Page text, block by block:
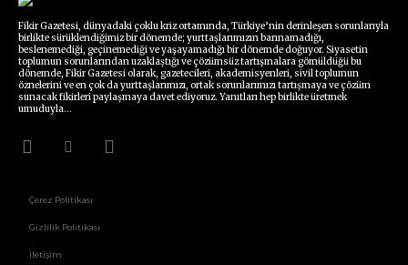
Fikir Gazetesi, dünyadaki çoklu kriz ortamında, Türkiye’nin derinleşen sorunlarıyla
birlikte sürüklendiğimiz bir dönemde; yurttaşlarımızın barınamadığı,
beslenemediği, geçinemediği ve yaşayamadığı bir dönemde doğuyor. Siyasetin
toplumun sorunlarından uzaklaştığı ve çözümsüz tartışmalara gömüldüğü bu
dönemde, Fikir Gazetesi olarak, gazetecileri, akademisyenleri, sivil toplumun
öznelerini ve en çok da yurttaşlarımızı, ortak sorunlarımızı tartışmaya ve çözüm
sunacak fikirleri paylaşmaya davet ediyoruz. Yanıtları hep birlikte üretmek
umuduyla...
Çerez Politikası
Gizlilik Politikası
İletişim